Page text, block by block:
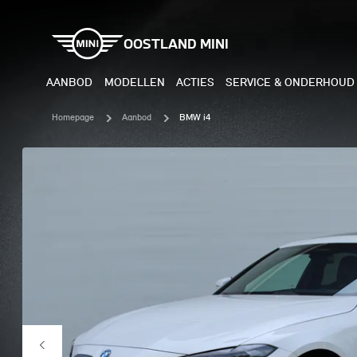
OOSTLAND MINI
AANBOD MODELLEN
MINI COUNTRYMAN ELECTRIC
JOHN COOPER WORKS
MINI
MINI
MINI
ACTIES SERVICE & ONDERHOUD
Homepage Aanbod BMW i4